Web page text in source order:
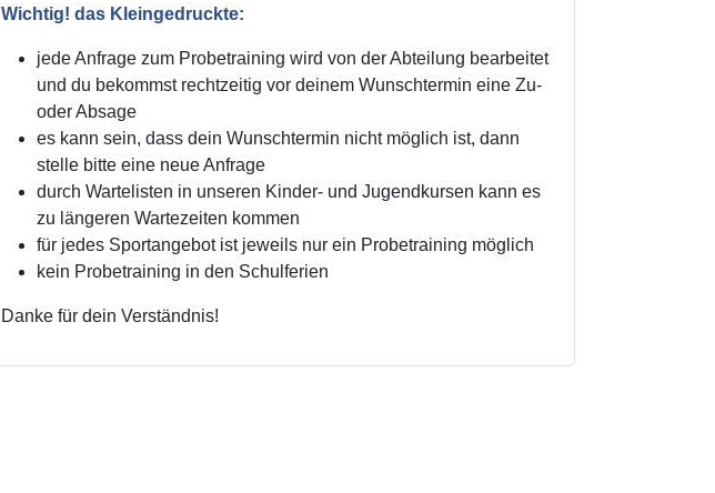
Wichtig! das Kleingedruckte:
jede Anfrage zum Probetraining wird von der Abteilung bearbeitet
und du bekommst rechtzeitig vor deinem Wunschtermin eine Zu-
oder Absage
es kann sein, dass dein Wunschtermin nicht möglich ist, dann
stelle bitte eine neue Anfrage
durch Wartelisten in unseren Kinder- und Jugendkursen kann es
zu längeren Wartezeiten kommen
für jedes Sportangebot ist jeweils nur ein Probetraining möglich
kein Probetraining in den Schulferien
Danke für dein Verständnis!